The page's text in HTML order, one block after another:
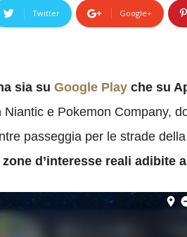
Twitter Google+
sia su Google Play che su
e Pokemon Company,
passeggia per le strade
d’interesse reali adibite